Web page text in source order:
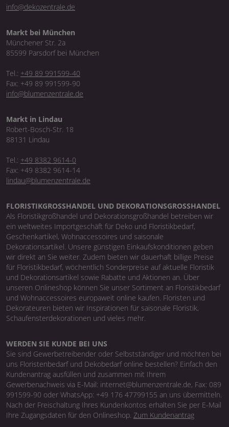
info@dekozentrale.de
Markt bei München
Münchener Str. 2a
85599 Parsdorf bei München
Tel.: +49 89 991599-40
Fax: +49 89 991599-90
info@blumenzentrale.de
Markt in Lindau
Robert-Bosch-Str. 18
88131 Lindau
Tel.: +49 8382 9614-0
Fax: +49 8382 9614-14
lindau@blumenzentrale.de
FLORISTIKGROSSHANDEL UND DEKORATIONSGROSSHANDEL
Als Floristikgroßhandel und Dekorationsgroßhandel betreiben wir
ein weltweites Importgeschäft für Deko und Floristikbedarf,
Geschenkartikel, Wohnaccessoires und saisonale
Dekorationsartikel. Unsere günstigen Einkaufskonditionen geben
wir direkt an Sie weiter. Zudem bieten wir dauerhaft billige Preise
für Floristikbedarf, wöchentlich Sonderpreise auf aktuelle Floristik
und Dekorationsartikel sowie Rabatte und Aktionen an. Über
unseren Onlineshop können Sie unser Sortiment an Floristikbedarf
und Wohnaccessoires europaweit online kaufen. Floristen und
Dekorateuren bieten wir Inspirationen für saisonale Floristik,
Schaufensterdekorationen und vieles mehr.
WERDEN SIE KUNDE BEI UNS
Sie sind Gewerbetreibender oder Selbstständiger und möchten bei
uns Floristenbedarf und Dekobedarf online bestellen? Einfach den
Kundenantrag ausfüllen und zusammen mit Ihrem
Gewerbenachweis via E-Mail: internet@blumenzentrale.de, Fax: 089
991599-90 oder WhatsApp: +49 176 47799155 an uns übermitteln.
Nach der Freischaltung Ihres Kundenkontos erhalten Sie per E-Mail
Ihre Zugangsdaten für den Onlineshop. Zum Kundenantrag